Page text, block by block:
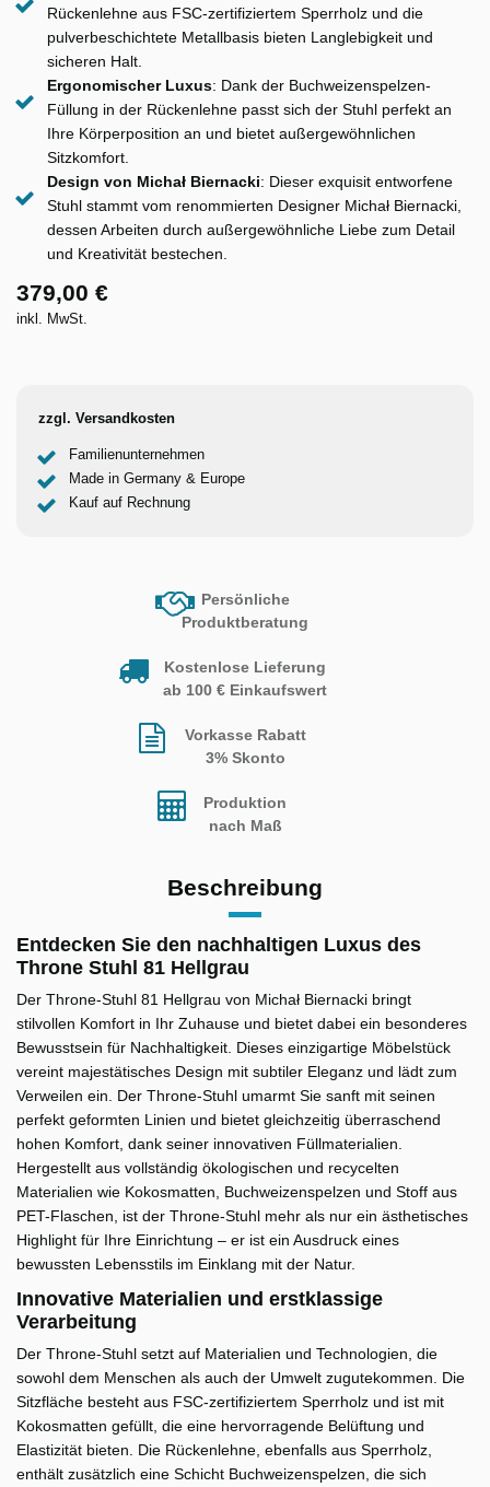
Rückenlehne aus FSC-zertifiziertem Sperrholz und die
pulverbeschichtete Metallbasis bieten Langlebigkeit und
sicheren Halt.
Ergonomischer Luxus: Dank der Buchweizenspelzen-
Füllung in der Rückenlehne passt sich der Stuhl perfekt an
Ihre Körperposition an und bietet außergewöhnlichen
Sitzkomfort.
Design von Michał Biernacki: Dieser exquisit entworfene
Stuhl stammt vom renommierten Designer Michał Biernacki,
dessen Arbeiten durch außergewöhnliche Liebe zum Detail
und Kreativität bestechen.
379,00 €
inkl. MwSt.
zzgl. Versandkosten
Familienunternehmen
Made in Germany & Europe
Kauf auf Rechnung
Persönliche
Produktberatung
Kostenlose Lieferung
ab 100 € Einkaufswert
Vorkasse Rabatt
3% Skonto
Produktion
nach Maß
Beschreibung
Entdecken Sie den nachhaltigen Luxus des
Throne Stuhl 81 Hellgrau
Der Throne-Stuhl 81 Hellgrau von Michał Biernacki bringt
stilvollen Komfort in Ihr Zuhause und bietet dabei ein besonderes
Bewusstsein für Nachhaltigkeit. Dieses einzigartige Möbelstück
vereint majestätisches Design mit subtiler Eleganz und lädt zum
Verweilen ein. Der Throne-Stuhl umarmt Sie sanft mit seinen
perfekt geformten Linien und bietet gleichzeitig überraschend
hohen Komfort, dank seiner innovativen Füllmaterialien.
Hergestellt aus vollständig ökologischen und recycelten
Materialien wie Kokosmatten, Buchweizenspelzen und Stoff aus
PET-Flaschen, ist der Throne-Stuhl mehr als nur ein ästhetisches
Highlight für Ihre Einrichtung – er ist ein Ausdruck eines
bewussten Lebensstils im Einklang mit der Natur.
Innovative Materialien und erstklassige
Verarbeitung
Der Throne-Stuhl setzt auf Materialien und Technologien, die
sowohl dem Menschen als auch der Umwelt zugutekommen. Die
Sitzfläche besteht aus FSC-zertifiziertem Sperrholz und ist mit
Kokosmatten gefüllt, die eine hervorragende Belüftung und
Elastizität bieten. Die Rückenlehne, ebenfalls aus Sperrholz,
enthält zusätzlich eine Schicht Buchweizenspelzen, die sich